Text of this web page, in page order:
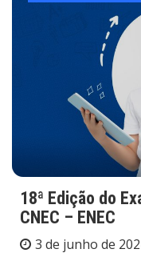
18ª Edição do
CNEC – ENEC
3 de junho de